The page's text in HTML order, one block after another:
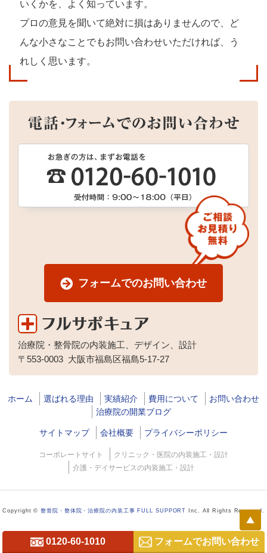
いくかを、よく知っています。
プロの意見を聞いて絶対に損はありませんので、
ど
んな小さなことでもお問い合わせいただければ、う
れしく思います。
フォームでのお問い合わせ
治療院・整骨院の内装施工、デザイン、設計
〒553-0003 大阪市福島区福島5-17-27
ホーム 選ばれる理由 実績紹介 費用について
お問い合わせ
治療院の開業ブログ
サイトマップ 会社概要 プライバシーポリシー
コーポレートサイト
クリニック・医院の内装施工・設計
介護・デイサービスの内装施工・設計
0120-60-1010 フォームでお問い合わせ
Copyright ©整骨院・整体院・治療院の内装工事 FULL SUPPORT Inc. All Rights Reserved.